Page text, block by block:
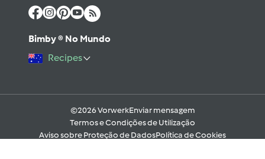
Bimby ® No Mundo
Recipes
©2026 VorwerkEnviar mensagem
Termos e Condições de Utilização
Aviso sobre Proteção de DadosPolítica de Cookies